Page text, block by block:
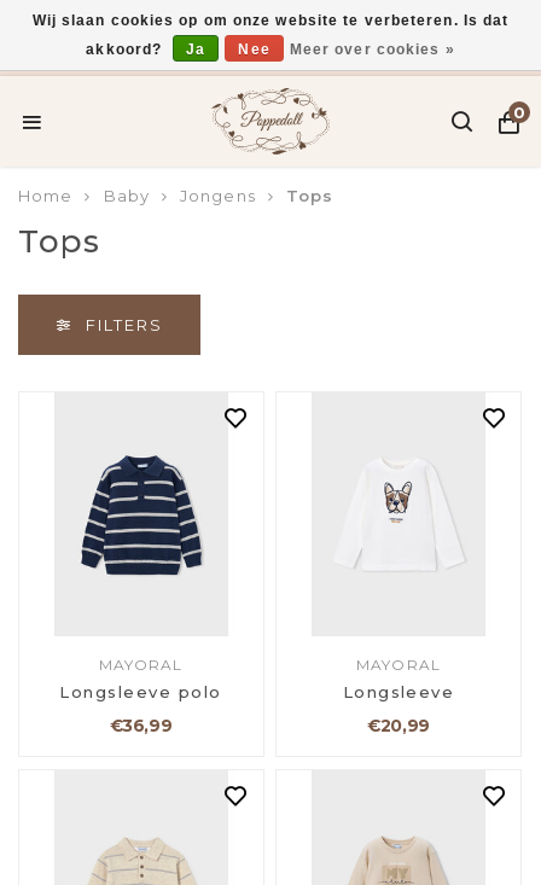
Gratis verzending vanaf €75,-
0
Home Baby Jongens Tops
Tops
FILTERS
MAYORAL
Longsleeve polo
€36,99
MAYORAL
Longsleeve
€20,99
Wij slaan cookies op om onze website te verbeteren. Is dat
akkoord?
Ja Nee Meer over cookies »